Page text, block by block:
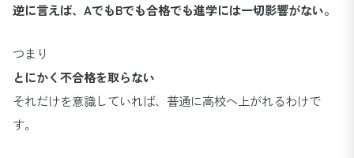
逆に言えば、AでもBでも合格でも進学には一切影響がない。
つまり
とにかく不合格を取らない
それだけを意識していれば、普通に高校へ上がれるわけで
す。